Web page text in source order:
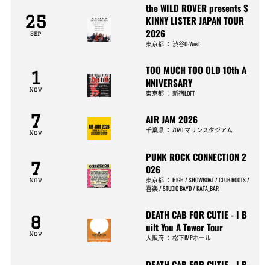
25
Sep
the WILD ROVER presents S
KINNY LISTER JAPAN TOUR
2026
東京都 ：渋谷O-West
1
Nov
TOO MUCH TOO OLD 10th A
NNIVERSARY
東京都 ：新宿LOFT
7
Nov
AIR JAM 2026
千葉県 ：ZOZO マリンスタジアム
7
Nov
PUNK ROCK CONNECTION 2
026
東京都 ：HIGH / SHOWBOAT / CLUB ROOTS /
喜楽 / STUDIO BAYD / KATA_BAR
8
Nov
DEATH CAB FOR CUTIE - I B
uilt You A Tower Tour
大阪府 ：松下IMPホール